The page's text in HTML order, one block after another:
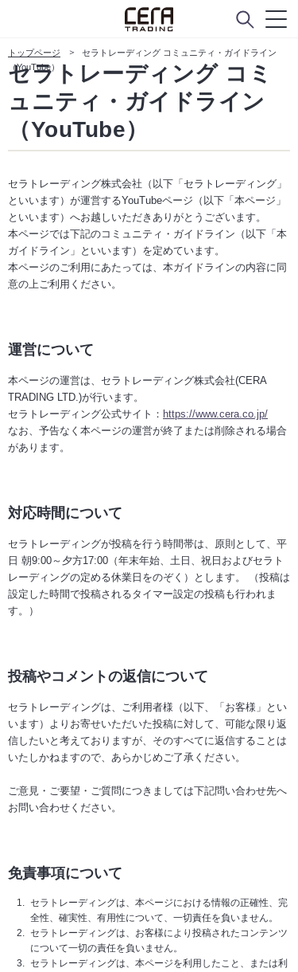
トップページ
セラトレーディング コミュニティ・ガイドライン
（YouTube）
セラトレーディング コミ
ュニティ・ガイドライン
（YouTube）
セラトレーディング株式会社（以下「セラトレーディング」
といいます）が運営するYouTubeページ（以下「本ページ」
といいます）へお越しいただきありがとうございます。
本ページでは下記のコミュニティ・ガイドライン（以下「本
ガイドライン」といいます）を定めています。
本ページのご利用にあたっては、本ガイドラインの内容に同
意の上ご利用ください。
運営について
本ページの運営は、セラトレーディング株式会社(CERA
TRADING LTD.)が行います。
セラトレーディング公式サイト： https://www.cera.co.jp/
なお、予告なく本ページの運営が終了または削除される場合
があります。
対応時間について
セラトレーディングが投稿を行う時間帯は、原則として、平
日 朝9:00～夕方17:00（年末年始、土日、祝日およびセラト
レーディングの定める休業日をのぞく）とします。 （投稿は
設定した時間で投稿されるタイマー設定の投稿も行われま
す。）
投稿やコメントの返信について
セラトレーディングは、ご利用者様（以下、「お客様」とい
います）よりお寄せいただいた投稿に対して、可能な限り返
信したいと考えておりますが、そのすべてに返信することは
いたしかねますので、あらかじめご了承ください。
ご意見・ご要望・ご質問につきましては下記問い合わせ先へ
お問い合わせください。
免責事項について
セラトレーディングは、本ページにおける情報の正確性、完
全性、確実性、有用性について、一切責任を負いません。
セラトレーディングは、お客様により投稿されたコンテンツ
について一切の責任を負いません。
セラトレーディングは、本ページを利用したこと、または利